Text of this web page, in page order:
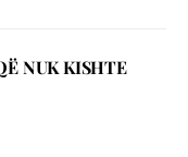
NUK KISHTE